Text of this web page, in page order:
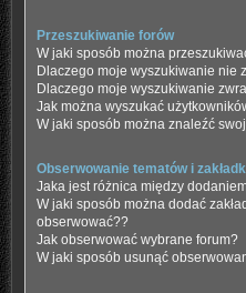
Przeszukiwanie forów
W jaki sposób można
Dlaczego moje wyszukiwanie nie
Dlaczego moje wyszukiwanie
Jak można wyszukać
W jaki sposób można znaleźć
Obserwowanie tematów i
Jaka jest różnica między
W jaki sposób można dodać
obserwować??
Jak obserwować wybrane forum?
W jaki sposób usunąć